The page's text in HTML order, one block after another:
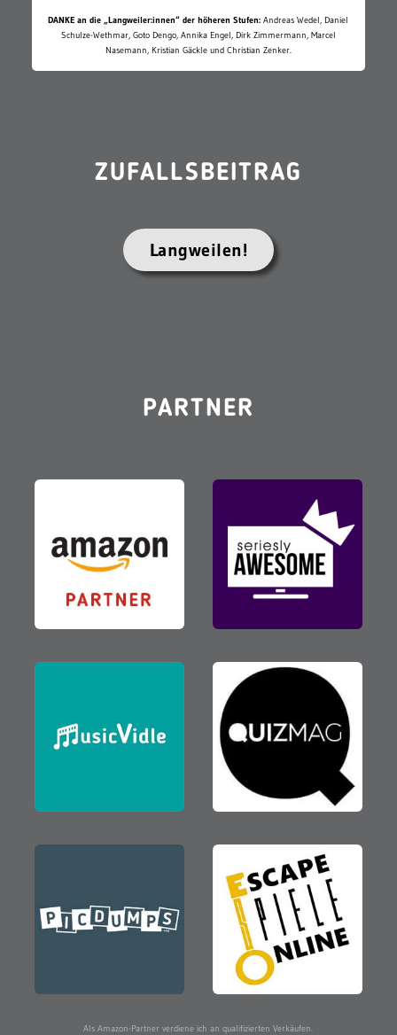
DANKE an die „Langweiler:innen“ der höheren Stufen: Andreas Wedel, Daniel
Schulze-Wethmar, Goto Dengo, Annika Engel, Dirk Zimmermann, Marcel
Nasemann, Kristian Gäckle und Christian Zenker.
ZUFALLSBEITRAG
Langweilen!
PARTNER
Als Amazon-Partner verdiene ich an qualifizierten Verkäufen.